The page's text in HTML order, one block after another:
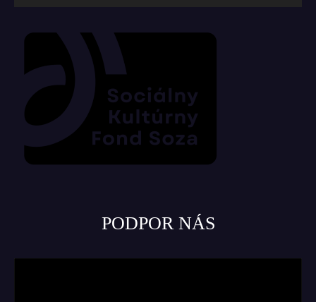
PODPOR NÁS